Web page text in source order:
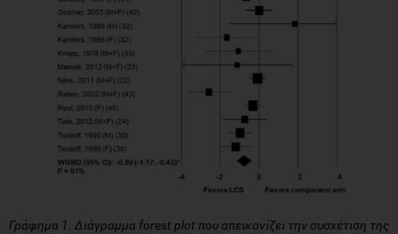
Γράφημα 1. Διάγραμμα forest plot που απεικονίζει την συσχέτιση της